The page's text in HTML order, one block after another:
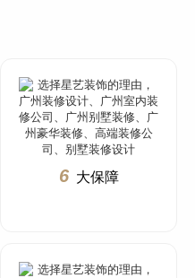
6 大保障